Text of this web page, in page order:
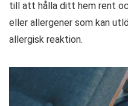
till att hålla ditt hem rent
eller allergener som kan
allergisk reaktion.